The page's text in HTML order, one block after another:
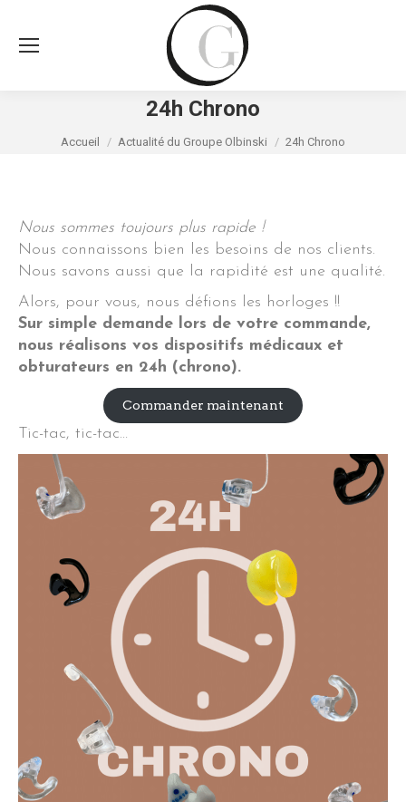
24h Chrono
Vous êtes ici :
Accueil Actualité du Groupe Olbinski 24h Chrono
Nous sommes toujours plus rapide !
Nous connaissons bien les besoins de nos clients.
Nous savons aussi que la rapidité est une qualité.
Alors, pour vous, nous défions les horloges !!
Sur simple demande lors de votre commande,
nous réalisons vos dispositifs médicaux et
obturateurs en 24h (chrono).
Commander maintenant
Tic-tac, tic-tac…